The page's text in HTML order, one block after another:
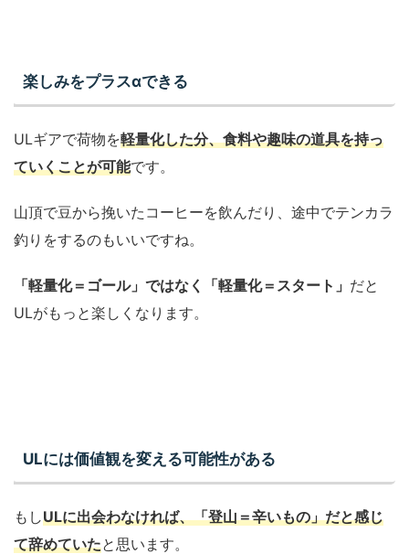
楽しみをプラスαできる
ULギアで荷物を軽量化した分、食料や趣味の道具を持っ
ていくことが可能です。
山頂で豆から挽いたコーヒーを飲んだり、途中でテンカラ
釣りをするのもいいですね。
「軽量化＝ゴール」ではなく「軽量化＝スタート」 だと
ULがもっと楽しくなります。
ULには価値観を変える可能性がある
もしULに出会わなければ、「登山＝辛いもの」だと感じ
て辞めていたと思います。